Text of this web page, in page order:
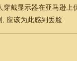
戴显示器在亚马逊上
应该为此感到丢脸